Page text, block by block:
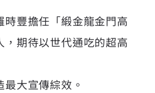
時豐擔任「緞金龍金門高
，期待以世代通吃的超高
大宣傳綜效。